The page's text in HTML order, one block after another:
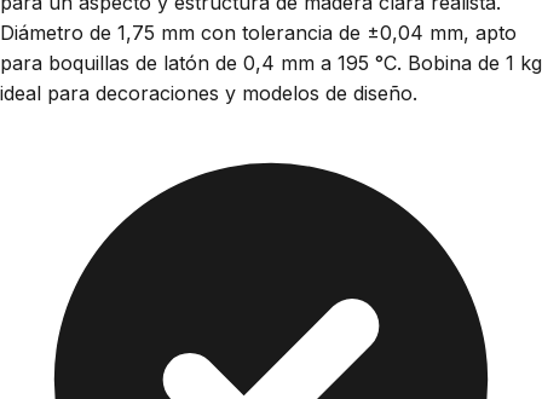
Diámetro de 1,75 mm con tolerancia de ±0,04 mm, apto
para boquillas de latón de 0,4 mm a 195 °C. Bobina de 1 kg
ideal para decoraciones y modelos de diseño.